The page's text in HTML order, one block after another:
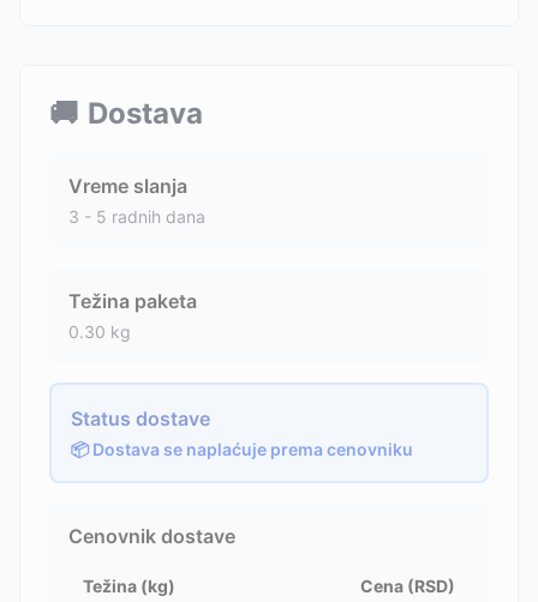
🚚 Dostava
Vreme slanja
3 - 5 radnih dana
Težina paketa
0.30 kg
Status dostave
📦 Dostava se naplaćuje prema cenovniku
Cenovnik dostave
Težina (kg) Cena (RSD)